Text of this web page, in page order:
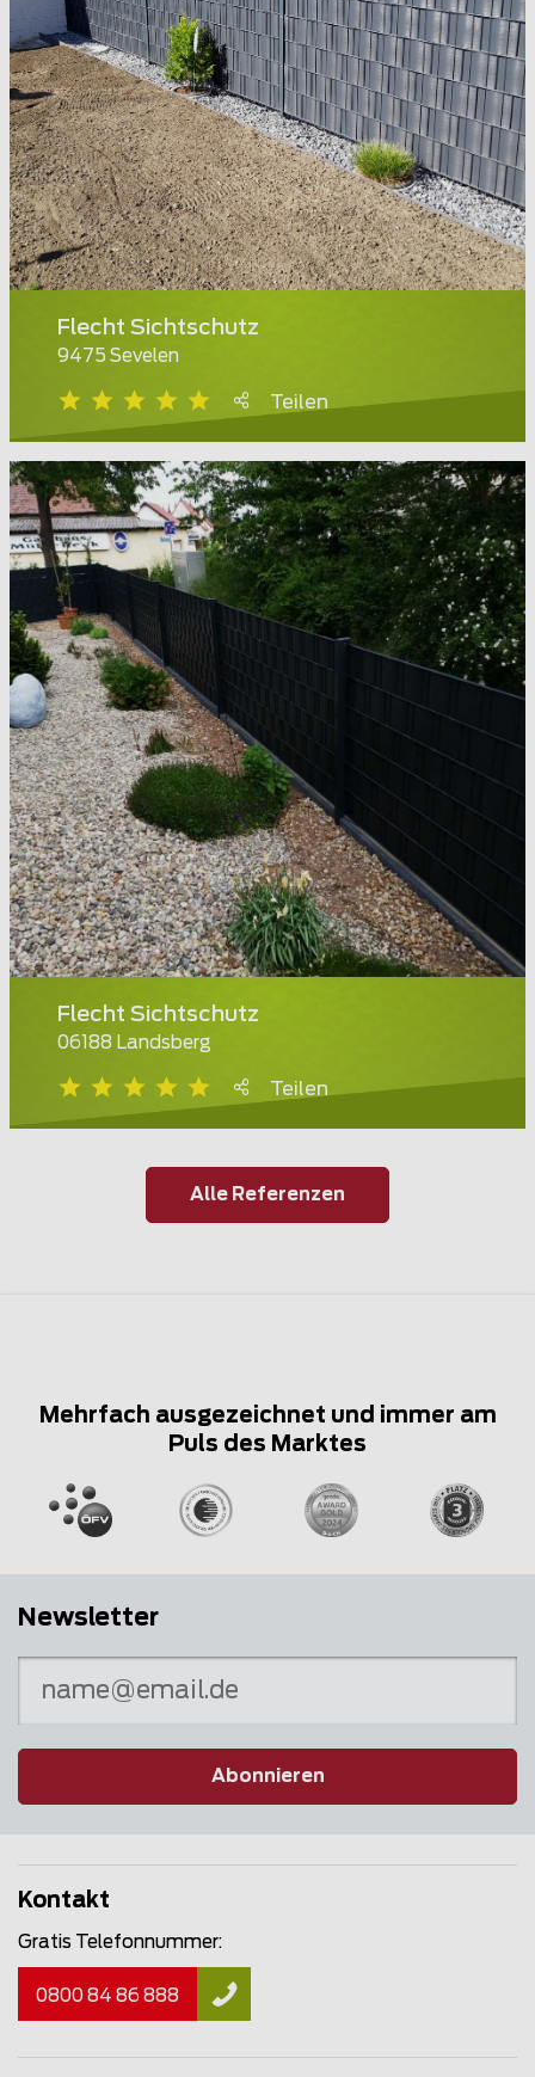
Flecht Sichtschutz
9475 Sevelen
Teilen
Flecht Sichtschutz
06188 Landsberg
Teilen
Alle Referenzen
Mehrfach ausgezeichnet und immer am
Puls des Marktes
Newsletter
Abonnieren
Kontakt
Gratis Telefonnummer:
0800 84 86 888